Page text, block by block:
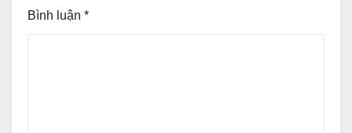
Bình luận *